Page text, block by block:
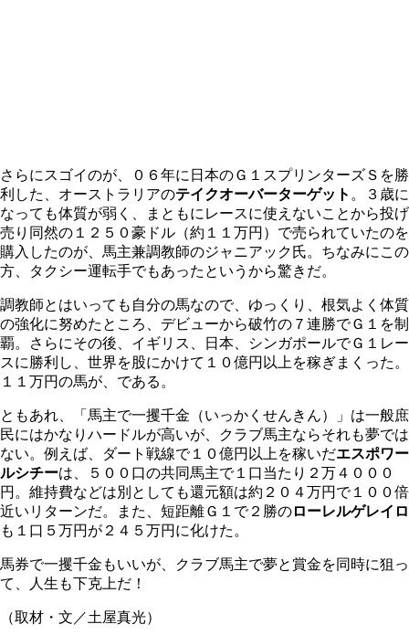
さらにスゴイのが、０６年に日本のＧ１スプリンターズＳを勝
利した、オーストラリアのテイクオーバーターゲット 。３歳に
なっても体質が弱く、まともにレースに使えないことから投げ
売り同然の１２５０豪ドル（約１１万円）で売られていたのを
購入したのが、馬主兼調教師のジャニアック氏。ちなみにこの
方、タクシー運転手でもあったというから驚きだ。
調教師とはいっても自分の馬なので、ゆっくり、根気よく体質
の強化に努めたところ、デビューから破竹の７連勝でＧ１を制
覇。さらにその後、イギリス、日本、シンガポールでＧ１レー
スに勝利し、世界を股にかけて１０億円以上を稼ぎまくった。
１１万円の馬が、である。
ともあれ、「馬主で一攫千金（いっかくせんきん）」は一般庶
民にはかなりハードルが高いが、クラブ馬主ならそれも夢では
ない。例えば、ダート戦線で１０億円以上を稼いだエスポワー
ルシチーは、５００口の共同馬主で１口当たり２万４０００
円。維持費などは別としても還元額は約２０４万円で１００倍
近いリターンだ。また、短距離Ｇ１で２勝のローレルゲレイロ
も１口５万円が２４５万円に化けた。
馬券で一攫千金もいいが、クラブ馬主で夢と賞金を同時に狙っ
て、人生も下克上だ！
（取材・文／土屋真光）